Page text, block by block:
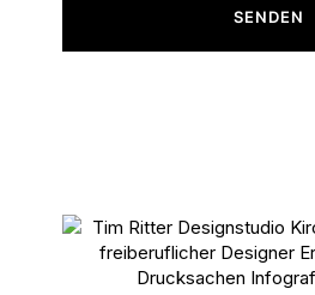
SENDEN